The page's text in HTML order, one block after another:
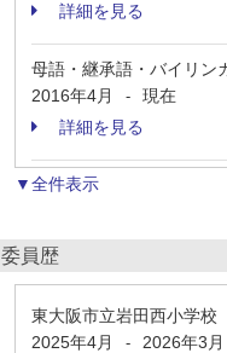
詳細を見る
母語・継承語・バイリン
2016年4月
-
現在
詳細を見る
▼全件表示
委員歴
東大阪市立岩田西小学
2025年4月
-
2026年3月